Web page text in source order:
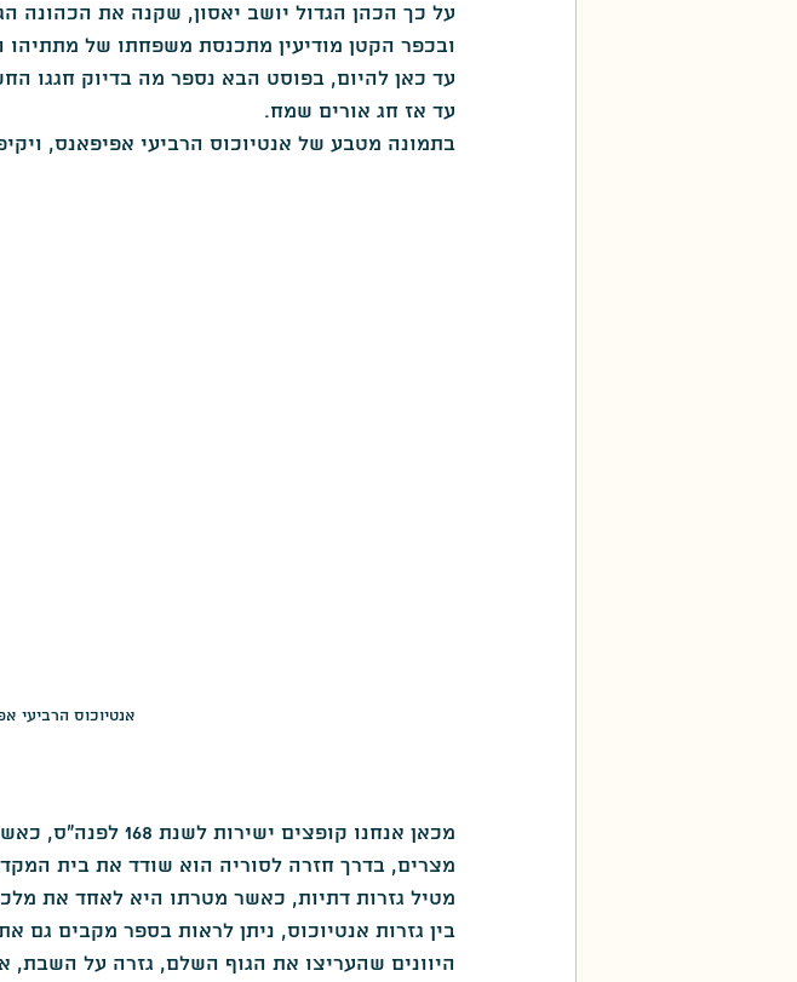
על כך הכהן הגדול יושב יאסון, שקנה את הכהונה
ובכפר הקטן מודיעין מתכנסת משפחתו של מתתיהו
עד כאן להיום, בפוסט הבא נספר מה בדיוק חגגו
עד אז חג אורים שמח.
בתמונה מטבע של אנטיוכוס הרביעי אפיפאנס,
אנטיוכוס הרביעי
מכאן אנחנו קופצים
מצרים, בדרך חזרה לסוריה הוא שודד את בית
מטיל גזרות דתיות, כאשר מטרתו היא לאחד את
בין גזרות אנטיוכוס, ניתן לראות בספר מקבים גם
היוונים שהעריצו את הגוף השלם, גזרה על